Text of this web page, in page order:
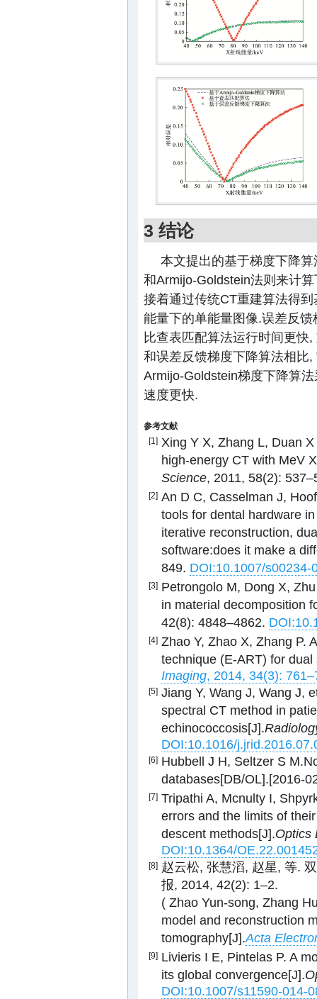
3 结论
本文提出的基于梯度下降
和Armijo-Goldstein法则来计
接着通过传统CT重建算法得
能量下的单能量图像.误差反
比查表匹配算法运行时间更快
和误差反馈梯度下降算法相比
Armijo-Goldstein梯度下降算
速度更快.
参考文献
[1] Xing Y X, Zhang L, Duan
high-energy CT with MeV
Science, 2011, 58(2):
[2] An D C, Casselman J,
tools for dental hardware
iterative reconstruction,
software:does it make a
849. DOI:10.1007/s00234-
[3] Petrongolo M, Dong X,
in material decomposition
42(8): 4848–4862.
[4] Zhao Y, Zhao X, Zhang P.
technique (E-ART) for
Imaging, 2014, 34(3):
[5] Jiang Y, Wang J, Wang J,
spectral CT method in
echinococcosis[J].
DOI:10.1016/
[6] Hubbell J H, Seltzer S
databases[DB/OL].[2016-
[7] Tripathi A, Mcnulty I,
errors and the limits of
descent methods[J].Optics
DOI:10.1364/
[8] 赵云松, 张慧滔, 赵星, 等.
报, 2014, 42(2): 1–2.
( Zhao Yun-song, Zhang
model and reconstruction
tomography[J].Acta
[9] Livieris I E, Pintelas P. A
its global convergence[J].
DOI:10.1007/s11590-014-